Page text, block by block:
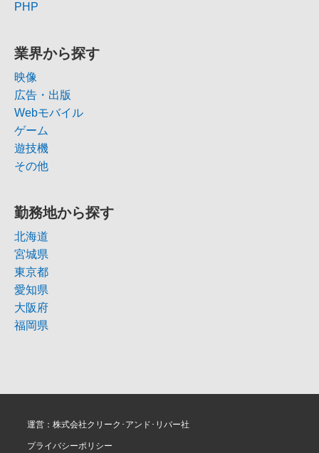
PHP
業界から探す
映像
広告・出版
Webモバイル
ゲーム
遊技機
その他
勤務地から探す
北海道
宮城県
東京都
愛知県
大阪府
福岡県
運営：株式会社クリーク･アンド･リバー社
プライバシーポリシー